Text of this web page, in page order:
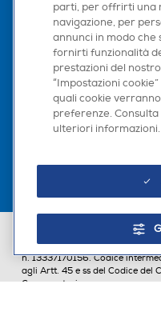
Seguici sui social
Scarica la nostra app
Euronics Italia SpA. Sede
Partita Iva, Codice Fiscale e
n. 13337170156. Codice
agli Artt. 45 e ss del Codice del
Consumatori.
parti, per offrirti una
navigazione, per
annunci in modo che
fornirti funzionalità
prestazioni del
“Impostazioni
quali cookie
preferenze.
ulteriori informazioni.